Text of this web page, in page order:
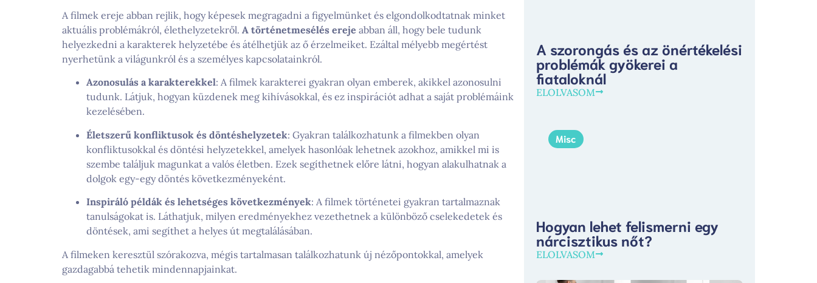
A filmek ereje abban rejlik, hogy képesek megragadni a figyelmünket és elgondolkodtatnak minket
aktuális problémákról, élethelyzetekről. A történetmesélés ereje abban áll, hogy bele tudunk
helyezkedni a karakterek helyzetébe és átélhetjük az ő érzelmeiket. Ezáltal mélyebb megértést
nyerhetünk a világunkról és a személyes kapcsolatainkról.
Azonosulás a karakterekkel: A filmek karakterei gyakran olyan emberek, akikkel azonosulni
tudunk. Látjuk, hogyan küzdenek meg kihívásokkal, és ez inspirációt adhat a saját problémáink
kezelésében.
Életszerű konfliktusok és döntéshelyzetek: Gyakran találkozhatunk a filmekben olyan
konfliktusokkal és döntési helyzetekkel, amelyek hasonlóak lehetnek azokhoz, amikkel mi is
szembe találjuk magunkat a valós életben. Ezek segíthetnek előre látni, hogyan alakulhatnak a
dolgok egy-egy döntés következményeként.
Inspiráló példák és lehetséges következmények: A filmek történetei gyakran tartalmaznak
tanulságokat is. Láthatjuk, milyen eredményekhez vezethetnek a különböző cselekedetek és
döntések, ami segíthet a helyes út megtalálásában.
A filmeken keresztül szórakozva, mégis tartalmasan találkozhatunk új nézőpontokkal, amelyek
gazdagabbá tehetik mindennapjainkat.
A szorongás és az önértékelési
problémák gyökerei a
fiataloknál
ELOLVASOM
Misc
Hogyan lehet felismerni egy
nárcisztikus nőt?
ELOLVASOM